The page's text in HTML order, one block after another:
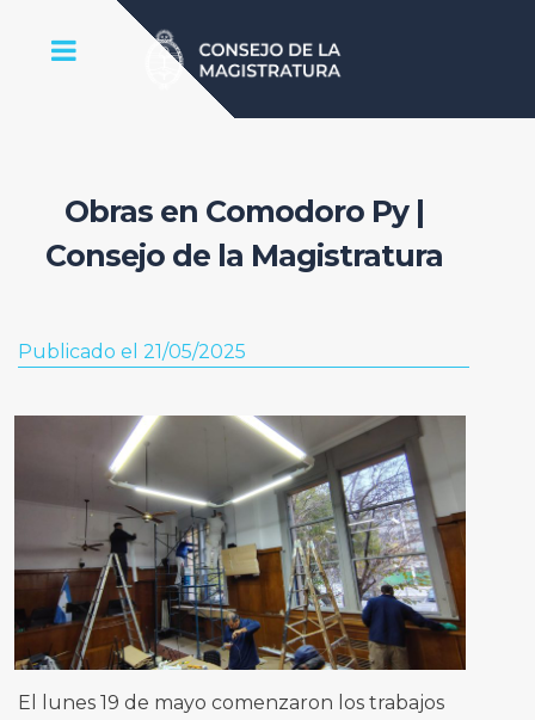
Obras en Comodoro Py |
Consejo de la Magistratura
Publicado el 21/05/2025
El lunes 19 de mayo comenzaron los trabajos